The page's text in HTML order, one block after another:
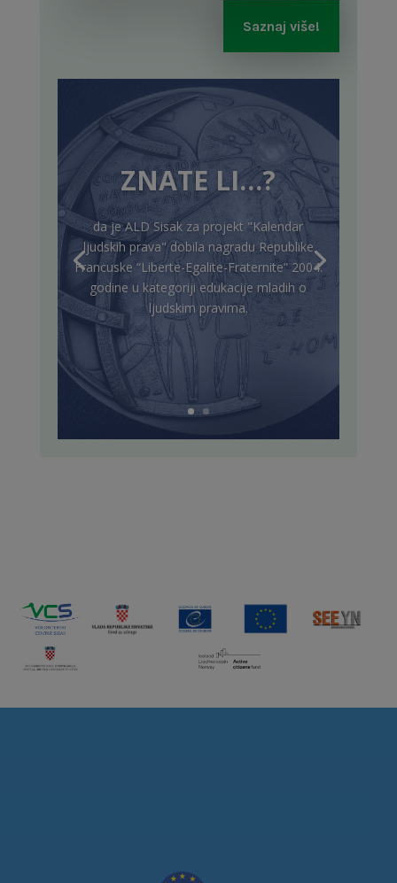
Saznaj više!
ZNATE LI…?
da je ALD Sisak za projekt "Kalendar
ljudskih prava" dobila nagradu Republike
Francuske “Liberte-Egalite-Fraternite” 2004.
godine u kategoriji edukacije mladih o
ljudskim pravima.